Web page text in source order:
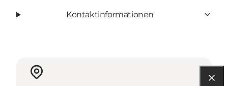
Kontaktinformationen